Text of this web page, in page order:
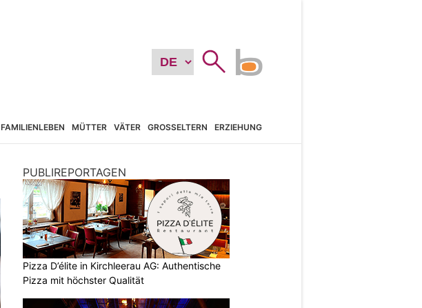
FAMILIENLEBEN MÜTTER VÄTER GROSSELTERN ERZIEHUNG
PUBLIREPORTAGEN
Pizza D’élite in Kirchleerau AG: Authentische
Pizza mit höchster Qualität